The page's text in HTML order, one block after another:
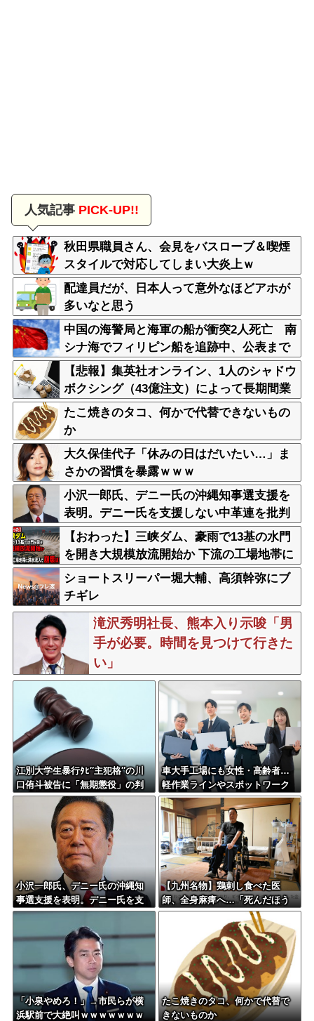
人気記事PICK-UP!!
秋田県職員さん、会見をバスローブ＆喫煙
スタイルで対応してしまい大炎上ｗ
配達員だが、日本人って意外なほどアホが
多いなと思う
中国の海警局と海軍の船が衝突2人死亡 南
シナ海でフィリピン船を追跡中、公表まで
に1年
【悲報】集英社オンライン、1人のシャドウ
ボクシング（43億注文）によって長期間業
務を妨害され続けていた模様・・・
たこ焼きのタコ、何かで代替できないもの
か
大久保佳代子「休みの日はだいたい…」ま
さかの習慣を暴露ｗｗｗ
小沢一郎氏、デニー氏の沖縄知事選支援を
表明。デニー氏を支援しない中革連を批判
【おわった】三峡ダム、豪雨で13基の水門
を開き大規模放流開始か 下流の工場地帯に
洪水流入で崩壊はじまる
ショートスリーパー堀大輔、高須幹弥にブ
チギレ
滝沢秀明社長、熊本入り示唆「男
手が必要。時間を見つけて行きた
い」
江別大学生暴行ﾀﾋ″主犯格″の川
口侑斗被告に「無期懲役」の判
決→当時17歳少年に「懲役30
年」の判決
車大手工場にも女性・高齢者…
軽作業ラインやスポットワーク
小沢一郎氏、デニー氏の沖縄知
事選支援を表明。デニー氏を支
援しない中革連を批判
【九州名物】鶏刺し食べた医
師、全身麻痺へ…「死んだほう
が良かった」
「小泉やめろ！」→市民らが横
浜駅前で大絶叫ｗｗｗｗｗｗｗ
たこ焼きのタコ、何かで代替で
きないものか